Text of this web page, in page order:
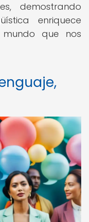
demostrando
enriquece
mundo que nos